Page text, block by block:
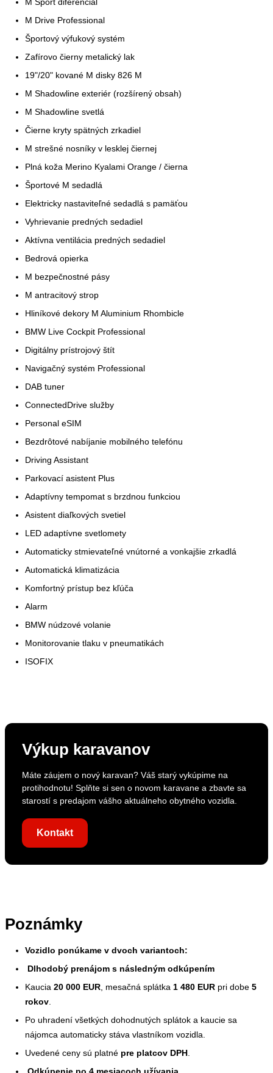
M Sport diferenciál
M Drive Professional
Športový výfukový systém
Zafírovo čierny metalický lak
19"/20" kované M disky 826 M
M Shadowline exteriér (rozšírený obsah)
M Shadowline svetlá
Čierne kryty spätných zrkadiel
M strešné nosníky v lesklej čiernej
Plná koža Merino Kyalami Orange / čierna
Športové M sedadlá
Elektricky nastaviteľné sedadlá s pamäťou
Vyhrievanie predných sedadiel
Aktívna ventilácia predných sedadiel
Bedrová opierka
M bezpečnostné pásy
M antracitový strop
Hliníkové dekory M Aluminium Rhombicle
BMW Live Cockpit Professional
Digitálny prístrojový štít
Navigačný systém Professional
DAB tuner
ConnectedDrive služby
Personal eSIM
Bezdrôtové nabíjanie mobilného telefónu
Driving Assistant
Parkovací asistent Plus
Adaptívny tempomat s brzdnou funkciou
Asistent diaľkových svetiel
LED adaptívne svetlomety
Automaticky stmievateľné vnútorné a vonkajšie zrkadlá
Automatická klimatizácia
Komfortný prístup bez kľúča
Alarm
BMW núdzové volanie
Monitorovanie tlaku v pneumatikách
ISOFIX
Výkup karavanov
Máte záujem o nový karavan? Váš starý vykúpime na
protihodnotu! Splňte si sen o novom karavane a zbavte sa
starostí s predajom vášho aktuálneho obytného vozidla.
Kontakt
Poznámky
Vozidlo ponúkame v dvoch variantoch:
Dlhodobý prenájom s následným odkúpením
Kaucia20 000 EUR , mesačná splátka 1 480 EUR pri dobe5
rokov
Po uhradení všetkých dohodnutých splátok a kaucie sa
nájomca automaticky stáva vlastníkom vozidla.
Uvedené ceny sú platné pre platcov DPH